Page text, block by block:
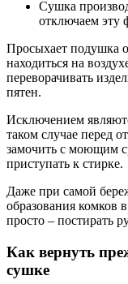
Сушка
отключаем
Просыхает подушка
находиться на
переворачивать
пятен.
Исключением
таком случае перед
замочить с моющим
приступать к стирке.
Даже при самой
образования комков
просто – постирать
Как вернуть
сушке